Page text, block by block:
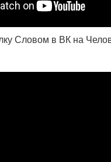
Словом в ВК на